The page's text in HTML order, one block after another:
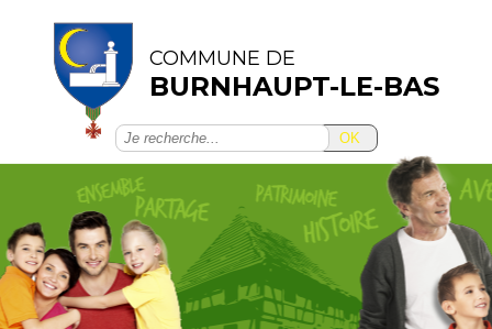
COMMUNE DE
BURNHAUPT-LE-BAS
OK